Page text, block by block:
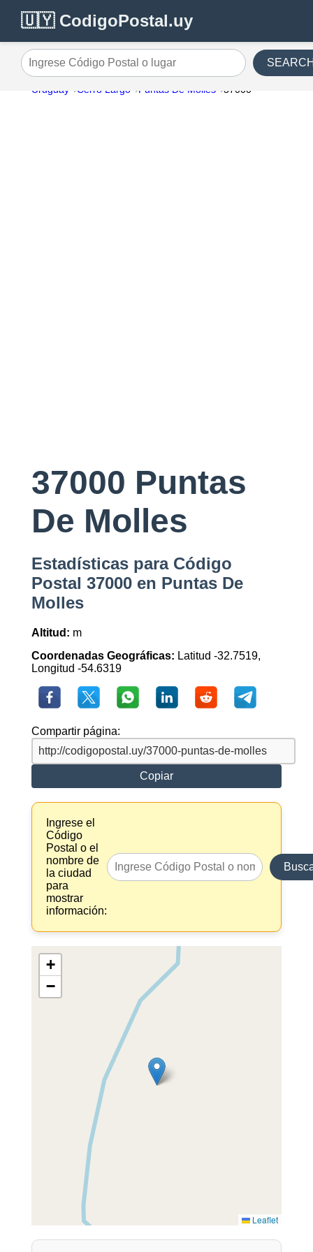
🇺🇾 CodigoPostal.uy
Ingrese Código Postal o lugar
Uruguay Cerro Largo Puntas De Molles 37000
37000 Puntas
De Molles
Estadísticas para Código
Postal 37000 en Puntas De
Molles
Altitud: m
Coordenadas Geográficas: Latitud -32.7519,
Longitud -54.6319
Compartir página:
Copiar
Ingrese el
Código
Postal o el
nombre de
la ciudad
para
mostrar
información:
+
−
Leaflet